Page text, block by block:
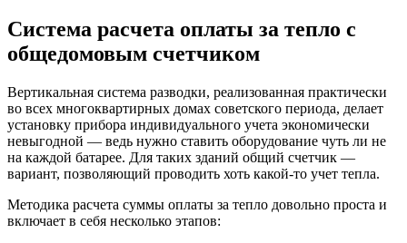
Система расчета оплаты за тепло с
общедомовым счетчиком
Вертикальная система разводки, реализованная практически
во всех многоквартирных домах советского периода, делает
установку прибора индивидуального учета экономически
невыгодной — ведь нужно ставить оборудование чуть ли не
на каждой батарее. Для таких зданий общий счетчик —
вариант, позволяющий проводить хоть какой-то учет тепла.
Методика расчета суммы оплаты за тепло довольно проста и
включает в себя несколько этапов: